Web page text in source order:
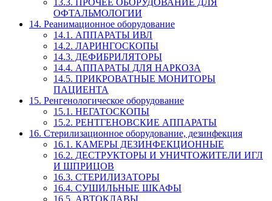
13.3. ПРОЧЕЕ ОБОРУДОВАНИЕ ДЛЯ
ОФТАЛЬМОЛОГИИ
14. Реанимационное оборудование
14.1. АППАРАТЫ ИВЛ
14.2. ЛАРИНГОСКОПЫ
14.3. ДЕФИБРИЛЯТОРЫ
14.4. АППАРАТЫ ДЛЯ НАРКОЗА
14.5. ПРИКРОВАТНЫЕ МОНИТОРЫ
ПАЦИЕНТА
15. Ренгенологическое оборудование
15.1. НЕГАТОСКОПЫ
15.2. РЕНТГЕНОВСКИЕ АППАРАТЫ
16. Стерилизационное оборудование, дезинфекция
16.1. КАМЕРЫ ДЕЗИНФЕКЦИОННЫЕ
16.2. ДЕСТРУКТОРЫ И УНИЧТОЖИТЕЛИ ИГЛ
И ШПРИЦОВ
16.3. СТЕРИЛИЗАТОРЫ
16.4. СУШИЛЬНЫЕ ШКАФЫ
16.5. АВТОКЛАВЫ